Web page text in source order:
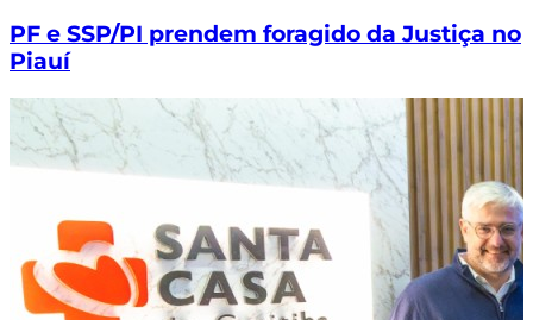
PF e SSP/PI prendem foragido da Justiça no
Piauí